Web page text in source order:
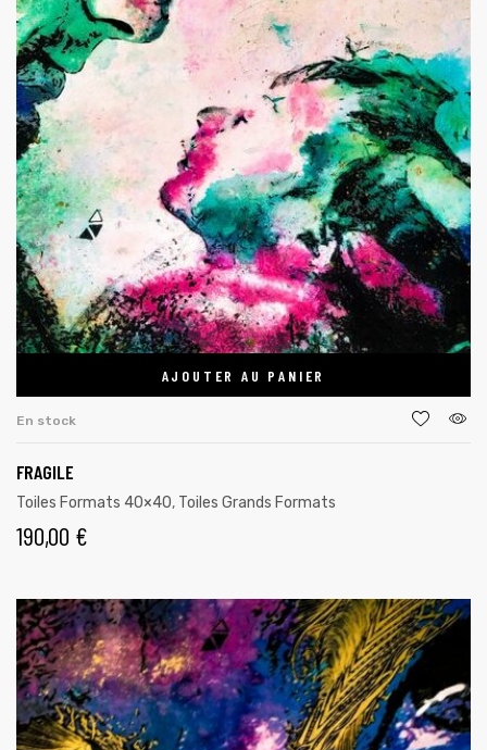
AJOUTER AU PANIER
En stock
FRAGILE
Toiles Formats 40×40, Toiles Grands Formats
190,00 €